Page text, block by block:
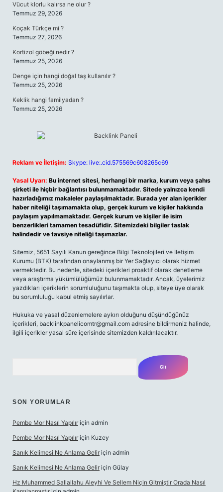
Vücut klorlu kalırsa ne olur ?
Temmuz 29, 2026
Koçak Türkçe mi ?
Temmuz 27, 2026
Kortizol göbeği nedir ?
Temmuz 25, 2026
Denge için hangi doğal taş kullanılır ?
Temmuz 25, 2026
Keklik hangi familyadan ?
Temmuz 25, 2026
Reklam ve İletişim: Skype: live:.cid.575569c608265c69
Yasal Uyarı: Bu internet sitesi, herhangi bir marka, kurum veya şahıs
şirketi ile hiçbir bağlantısı bulunmamaktadır. Sitede yalnızca kendi
hazırladığımız makaleler paylaşılmaktadır. Burada yer alan içerikler
haber niteliği taşımamakta olup, gerçek kurum ve kişiler hakkında
paylaşım yapılmamaktadır. Gerçek kurum ve kişiler ile isim
benzerlikleri tamamen tesadüfidir. Sitemizdeki bilgiler taslak
halindedir ve tavsiye niteliği taşımazlar.
Sitemiz, 5651 Sayılı Kanun gereğince Bilgi Teknolojileri ve İletişim
Kurumu (BTK) tarafından onaylanmış bir Yer Sağlayıcı olarak hizmet
vermektedir. Bu nedenle, sitedeki içerikleri proaktif olarak denetleme
veya araştırma yükümlülüğümüz bulunmamaktadır. Ancak, üyelerimiz
yazdıkları içeriklerin sorumluluğunu taşımakta olup, siteye üye olarak
bu sorumluluğu kabul etmiş sayılırlar.
Hukuka ve yasal düzenlemelere aykırı olduğunu düşündüğünüz
içerikleri, backlinkpanelicomtr@gmail.com adresine bildirmeniz halinde,
ilgili içerikler yasal süre içerisinde sitemizden kaldırılacaktır.
SON YORUMLAR
Pembe Mor Nasıl Yapılır için admin
Pembe Mor Nasıl Yapılır için Kuzey
Sanık Kelimesi Ne Anlama Gelir için admin
Sanık Kelimesi Ne Anlama Gelir için Gülay
Hz Muhammed Sallallahu Aleyhi Ve Sellem Niçin Gitmiştir Orada Nasıl